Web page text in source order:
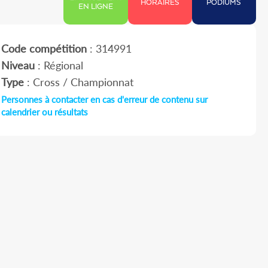
EN LIGNE
HORAIRES PODIUMS
Code compétition: 314991
Niveau: Régional
Type: Cross / Championnat
Personnes à contacter en cas d'erreur de contenu sur
calendrier ou résultats